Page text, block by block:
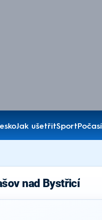
Jak ušetřitSportPočasí
nad Bystřicí